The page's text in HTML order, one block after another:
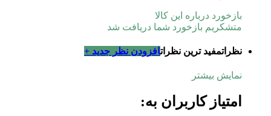
بازخورد درباره این کالا
متشکریم بازخورد شما دریافت شد
نظراتمفید ترین نظراتافزودن نظر جدید +
نمایش بیشتر
امتیاز کاربران به: